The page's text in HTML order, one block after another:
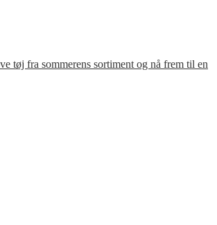
tøj fra sommerens sortiment og nå frem til en